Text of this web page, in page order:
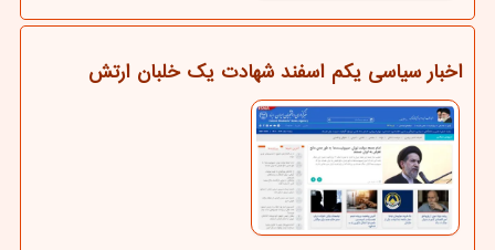
اخبار سیاسی یکم اسفند شهادت یک خلبان ارتش